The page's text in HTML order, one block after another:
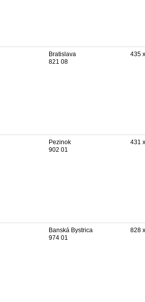
Bratislava
821 08
435 x
Pezinok
902 01
431 x
Banská Bystrica
974 01
828 x